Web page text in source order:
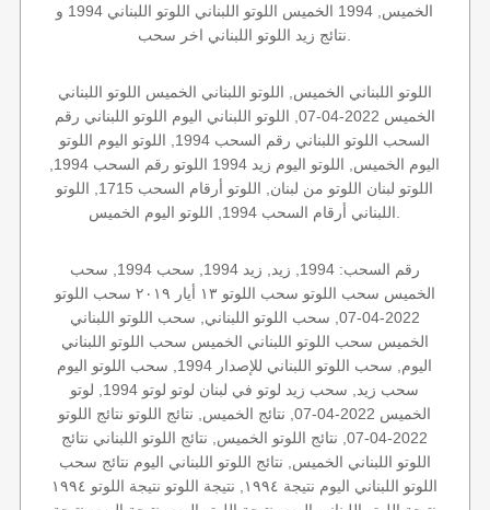
الخميس, 1994 الخميس اللوتو اللبناني اللوتو اللبناني 1994 و
اللوتو اللبناني الخميس, اللوتو اللبناني الخميس اللوتو اللبناني
الخميس 2022-04-07, اللوتو اللبناني اليوم اللوتو اللبناني رقم
السحب اللوتو اللبناني رقم السحب 1994, اللوتو اليوم اللوتو
اللوتو لبنان اللوتو من لبنان, اللوتو أرقام السحب 1715, اللوتو
رقم السحب: 1994, زيد, زيد 1994, سحب 1994, سحب
الخميس سحب اللوتو سحب اللوتو ١٣ أيار ٢٠١٩ سحب اللوتو
2022-04-07, سحب اللوتو اللبناني, سحب اللوتو اللبناني
الخميس سحب اللوتو اللبناني الخميس سحب اللوتو اللبناني
اليوم, سحب اللوتو اللبناني للإصدار 1994, سحب اللوتو اليوم
سحب زيد, سحب زيد لوتو في لبنان لوتو لوتو 1994, لوتو
الخميس 2022-04-07, نتائج الخميس, نتائج اللوتو نتائج اللوتو
2022-04-07, نتائج اللوتو الخميس, نتائج اللوتو اللبناني نتائج
اللوتو اللبناني الخميس, نتائج اللوتو اللبناني اليوم نتائج سحب
اللوتو اللبناني اليوم نتيجة ١٩٩٤, نتيجة اللوتو نتيجة اللوتو ١٩٩٤